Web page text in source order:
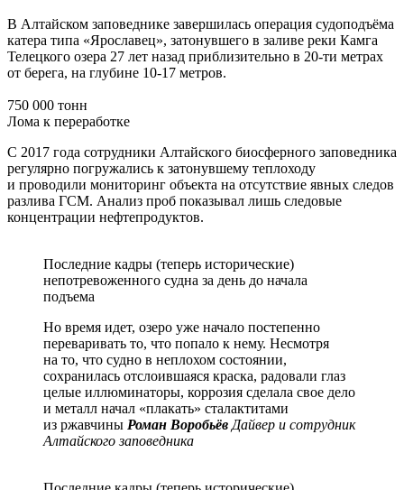
В Алтайском заповеднике завершилась операция судоподъёма
катера типа «Ярославец», затонувшего в заливе реки Камга
Телецкого озера 27 лет назад приблизительно в 20-ти метрах
от берега, на глубине 10-17 метров.
750 000 тонн
Лома к переработке
С 2017 года сотрудники Алтайского биосферного заповедника
регулярно погружались к затонувшему теплоходу
и проводили мониторинг объекта на отсутствие явных следов
разлива ГСМ. Анализ проб показывал лишь следовые
концентрации нефтепродуктов.
Последние кадры (теперь исторические)
непотревоженного судна за день до начала
подъема
Но время идет, озеро уже начало постепенно
переваривать то, что попало к нему. Несмотря
на то, что судно в неплохом состоянии,
сохранилась отслоившаяся краска, радовали глаз
целые иллюминаторы, коррозия сделала свое дело
и металл начал «плакать» сталактитами
из ржавчины Роман Воробьёв Дайвер и сотрудник
Алтайского заповедника